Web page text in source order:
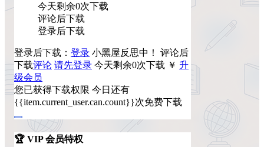
今天剩余0次下载
评论后下载
登录后下载
登录后下载： 登录 小黑屋反思中！ 评论后
下载评论 请先登录 今天剩余0次下载 ￥ 升
级会员
您已获得下载权限 今日还有
{{item.current_user.can.count}}次免费下载
🏆 VIP 会员特权